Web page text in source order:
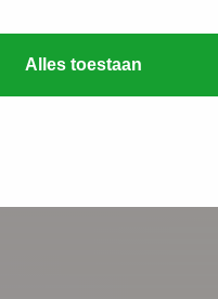
Alles toestaan